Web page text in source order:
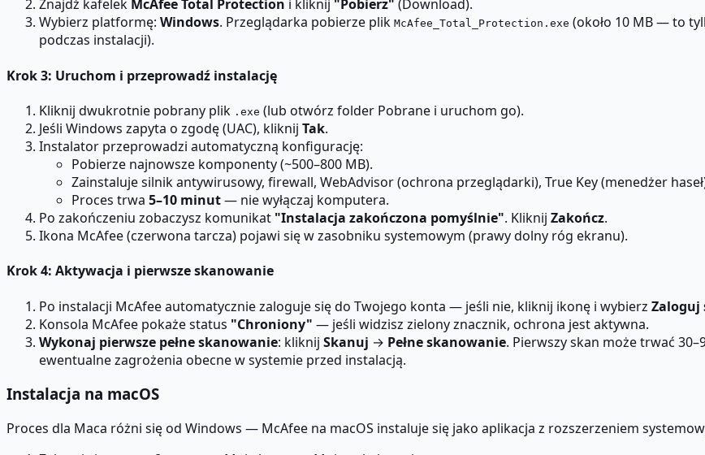
Znajdź kafelek McAfee Total Protection i kliknij "Pobierz" (Download).
Wybierz platformę: Windows. Przeglądarka pobierze plik McAfee_Total_Protection.exe (około 10 MB — to
podczas instalacji).
Krok 3: Uruchom i przeprowadź instalację
Kliknij dwukrotnie pobrany plik .exe (lub otwórz folder Pobrane i uruchom go).
Jeśli Windows zapyta o zgodę (UAC), kliknij Tak.
Instalator przeprowadzi automatyczną konfigurację:
Pobierze najnowsze komponenty (~500–800 MB).
Zainstaluje silnik antywirusowy, firewall, WebAdvisor (ochrona przeglądarki), True Key (menedżer
Proces trwa 5–10 minut— nie wyłączaj komputera.
Po zakończeniu zobaczysz komunikat "Instalacja zakończona pomyślnie". Kliknij Zakończ.
Ikona McAfee (czerwona tarcza) pojawi się w zasobniku systemowym (prawy dolny róg ekranu).
Krok 4: Aktywacja i pierwsze skanowanie
Po instalacji McAfee automatycznie zaloguje się do Twojego konta — jeśli nie, kliknij ikonę i wybierz Zaloguj
Konsola McAfee pokaże status "Chroniony" — jeśli widzisz zielony znacznik, ochrona jest aktywna.
Wykonaj pierwsze pełne skanowanie: kliknij Skanuj → Pełne skanowanie. Pierwszy skan może trwać
ewentualne zagrożenia obecne w systemie przed instalacją.
Instalacja na macOS
Proces dla Maca różni się od Windows — McAfee na macOS instaluje się jako aplikacja z rozszerzeniem